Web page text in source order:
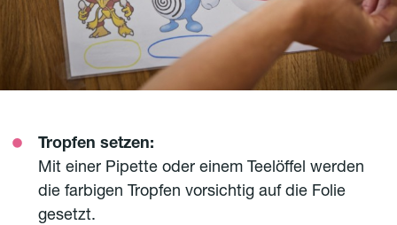
Tropfen setzen:
Mit einer Pipette oder einem Teelöffel werden
die farbigen Tropfen vorsichtig auf die Folie
gesetzt.